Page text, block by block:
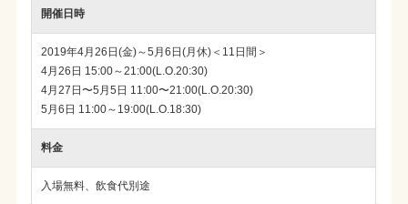
開催日時
2019年4月26日(金)～5月6日(月休)＜11日間＞
4月26日 15:00～21:00(L.O.20:30)
4月27日〜5月5日 11:00〜21:00(L.O.20:30)
5月6日 11:00～19:00(L.O.18:30)
料金
入場無料、飲食代別途